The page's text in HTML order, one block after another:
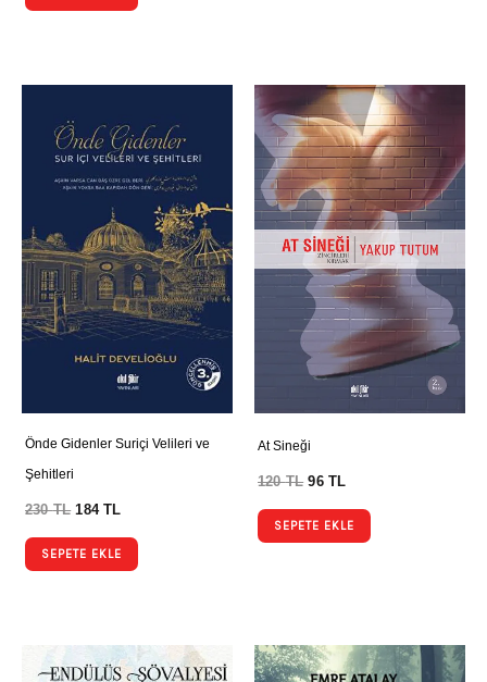
Önde Gidenler Suriçi Velileri ve
Şehitleri
230TL 184TL
SEPETE EKLE
At Sineği
120TL 96TL
SEPETE EKLE